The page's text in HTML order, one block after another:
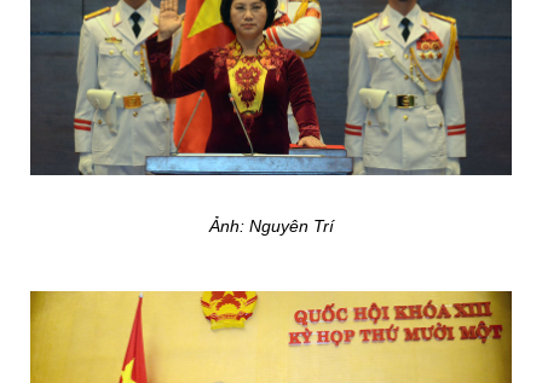
Ảnh: Nguyên Trí